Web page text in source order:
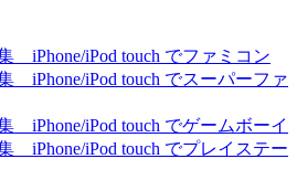
iPhone/iPod touch でファミコン
iPhone/iPod touch でスーパーファ
iPhone/iPod touch でゲームボーイ
iPhone/iPod touch でプレイステー